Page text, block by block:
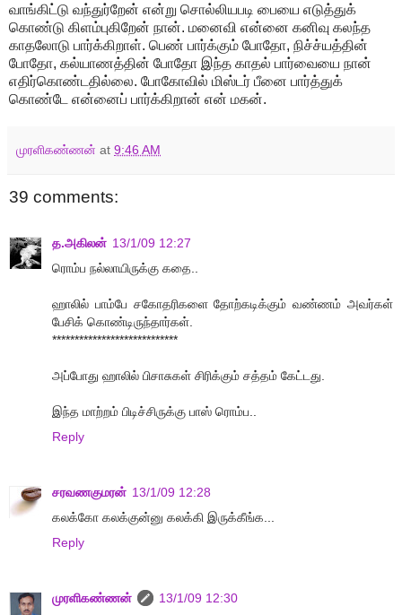
வாங்கிட்டு வந்துர்றேன் என்று சொல்லியபடி பையை எடுத்துக்
கொண்டு கிளம்புகிறேன் நான். மனைவி என்னை கனிவு கலந்த
காதலோடு பார்க்கிறாள். பெண் பார்க்கும் போதோ, நிச்ச்யத்தின்
போதோ, கல்யாணத்தின் போதோ இந்த காதல் பார்வையை நான்
எதிர்கொண்டதில்லை. போகோவில் மிஸ்டர் பீனை பார்த்துக்
கொண்டே என்னைப் பார்க்கிறான் என் மகன்.
முரளிகண்ணன் at 9:46 AM
39 comments:
த.அகிலன் 13/1/09 12:27
ரொம்ப நல்லாயிருக்கு கதை..
ஹாலில் பாம்பே சகோதரிகளை தோற்கடிக்கும் வண்ணம் அவர்கள்
பேசிக் கொண்டிருந்தார்கள்.
****************************
அப்போது ஹாலில் பிசாசுகள் சிரிக்கும் சத்தம் கேட்டது.
இந்த மாற்றம் பிடிச்சிருக்கு பாஸ் ரொம்ப..
Reply
சரவணகுமரன் 13/1/09 12:28
கலக்கோ கலக்குன்னு கலக்கி இருக்கீங்க...
Reply
முரளிகண்ணன் 13/1/09 12:30